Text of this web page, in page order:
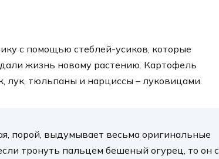
с помощью стеблей-усиков, которые
жизнь новому растению. Картофель
лук, тюльпаны и нарциссы – луковицами.
порой, выдумывает весьма оригинальные
тронуть пальцем бешеный огурец, то он с